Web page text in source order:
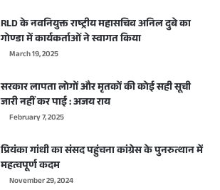
RLD के नवनियुक्त राष्ट्रीय महासचिव अनिल दुबे का
गोण्डा में कार्यकर्ताओं ने स्वागत किया
March 19, 2025
सरकार लापता लोगों और मृतकों की कोई सही सूची
जारी नहीं कर पाई : अजय राय
February 7, 2025
प्रियंका गांधी का संसद पहुंचना कांग्रेस के पुनरुत्थान में
महत्वपूर्ण कदम
November 29, 2024